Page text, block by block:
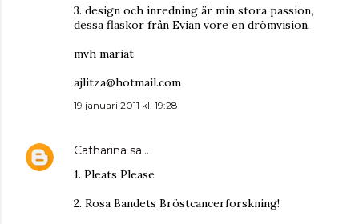
3. design och inredning är min stora passion,
dessa flaskor från Evian vore en drömvision.
mvh mariat
ajlitza@hotmail.com
19 januari 2011 kl. 19:28
Catharina sa…
1. Pleats Please
2. Rosa Bandets Bröstcancerforskning!